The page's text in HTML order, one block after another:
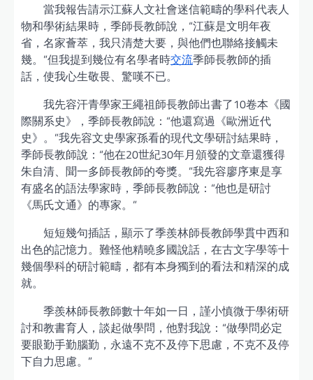
當我報告請示江蘇人文社會迷信範疇的學科代表人
物和學術結果時，季師長教師說，“江蘇是文明年夜
省，名家薈萃，我只清楚大要，與他們也聯絡接觸未
幾。”但我提到幾位有名學者時交流季師長教師的插
話，使我心生敬畏、驚嘆不已。
我先容汗青學家王繩祖師長教師出書了10卷本《國
際關系史》，季師長教師說：“他還寫過《歐洲近代
史》。”我先容文史學家孫看的現代文學研討結果時，
季師長教師說：“他在20世紀30年月頒發的文章還獲得
朱自清、聞一多師長教師的夸獎。”我先容廖序東是享
有盛名的語法學家時，季師長教師說：“他也是研討
《馬氏文通》的專家。”
短短幾句插話，顯示了季羨林師長教師學貫中西和
出色的記憶力。難怪他精曉多國說話，在古文字學等十
幾個學科的研討範疇，都有本身獨到的看法和精深的成
就。
季羨林師長教師數十年如一日，謹小慎微于學術研
討和教書育人，談起做學問，他對我說：“做學問必定
要眼勤手勤腦勤，永遠不克不及停下思慮，不克不及停
下自力思慮。”